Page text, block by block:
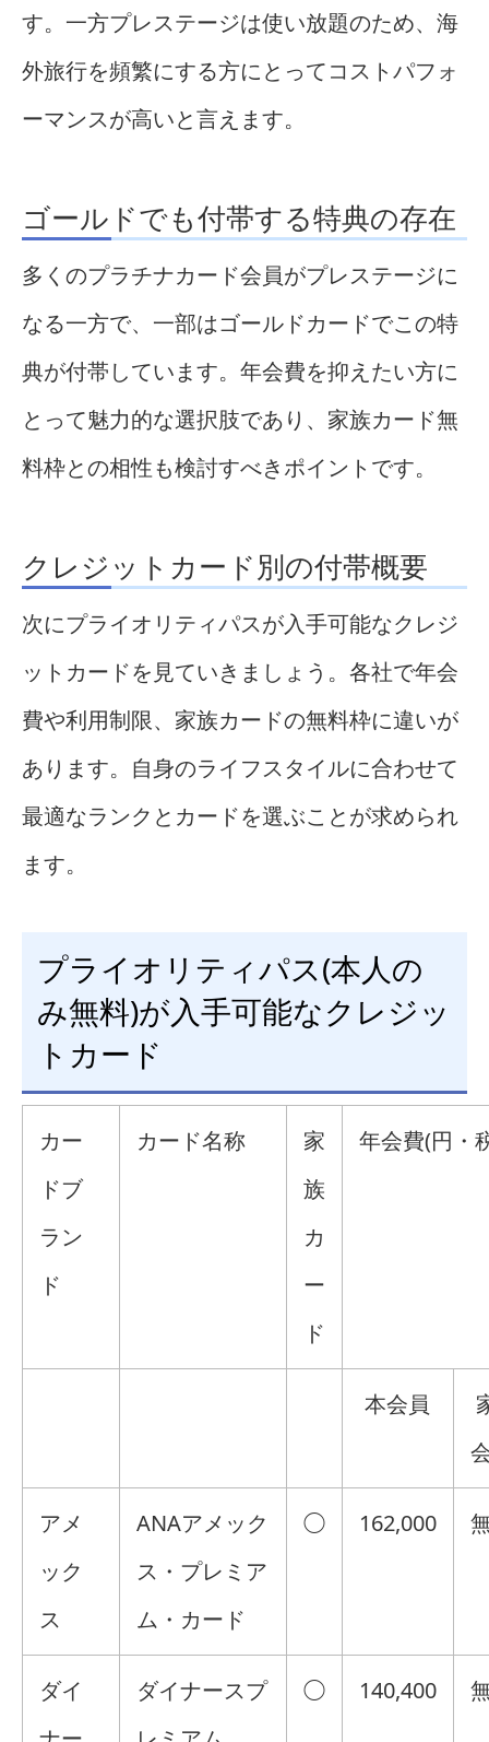
す。一方プレステージは使い放題のため、海
外旅行を頻繁にする方にとってコストパフォ
ーマンスが高いと言えます。
ゴールドでも付帯する特典の存在
多くのプラチナカード会員がプレステージに
なる一方で、一部はゴールドカードでこの特
典が付帯しています。年会費を抑えたい方に
とって魅力的な選択肢であり、家族カード無
料枠との相性も検討すべきポイントです。
クレジットカード別の付帯概要
次にプライオリティパスが入手可能なクレジ
ットカードを見ていきましょう。各社で年会
費や利用制限、家族カードの無料枠に違いが
あります。自身のライフスタイルに合わせて
最適なランクとカードを選ぶことが求められ
ます。
プライオリティパス(本人の
み無料)が入手可能なクレジッ
トカード
カー
ドブ
ラン
ド
カード名称
家
族
カ
ー
ド
年会費(円・
本会員
アメ
ック
ス
ANAアメック
ス・プレミア
ム・カード
◯ 162,000
ダイ
ダイナースプ
◯ 140,400